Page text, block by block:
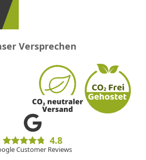
Versprechen
4.8
Customer Reviews